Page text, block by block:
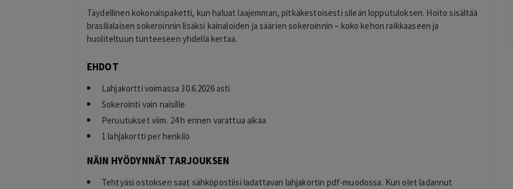
Täydellinen kokonaispaketti, kun haluat laajemman, pitkäkestoisesti sileän lopputuloksen. Hoito sisältää
brasilialaisen sokeroinnin lisäksi kainaloiden ja säärien sokeroinnin – koko kehon raikkaaseen ja
huoliteltuun tunteeseen yhdellä kertaa.
EHDOT
Lahjakortti voimassa 30.6.2026 asti
Sokerointi vain naisille
Peruutukset viim. 24 h ennen varattua aikaa
1 lahjakortti per henkilö
NÄIN HYÖDYNNÄT TARJOUKSEN
Tehtyäsi ostoksen saat sähköpostiisi ladattavan lahjakortin pdf-muodossa. Kun olet ladannut